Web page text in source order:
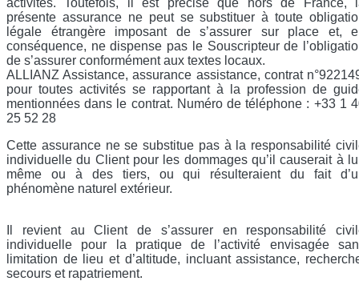
présente assurance ne peut se substituer à toute
légale étrangère imposant de s’assurer sur place et,
conséquence, ne dispense pas le Souscripteur de
de s’assurer conformément aux textes locaux.
ALLIANZ Assistance, assurance assistance, contrat
pour toutes activités se rapportant à la profession de
mentionnées dans le contrat. Numéro de téléphone : +33 1
25 52 28
Cette assurance ne se substitue pas à la responsabilité
individuelle du Client pour les dommages qu’il causerait à
même ou à des tiers, ou qui résulteraient du fait
phénomène naturel extérieur.
Il revient au Client de s’assurer en responsabilité
individuelle pour la pratique de l’activité envisagée
limitation de lieu et d’altitude, incluant assistance,
secours et rapatriement.